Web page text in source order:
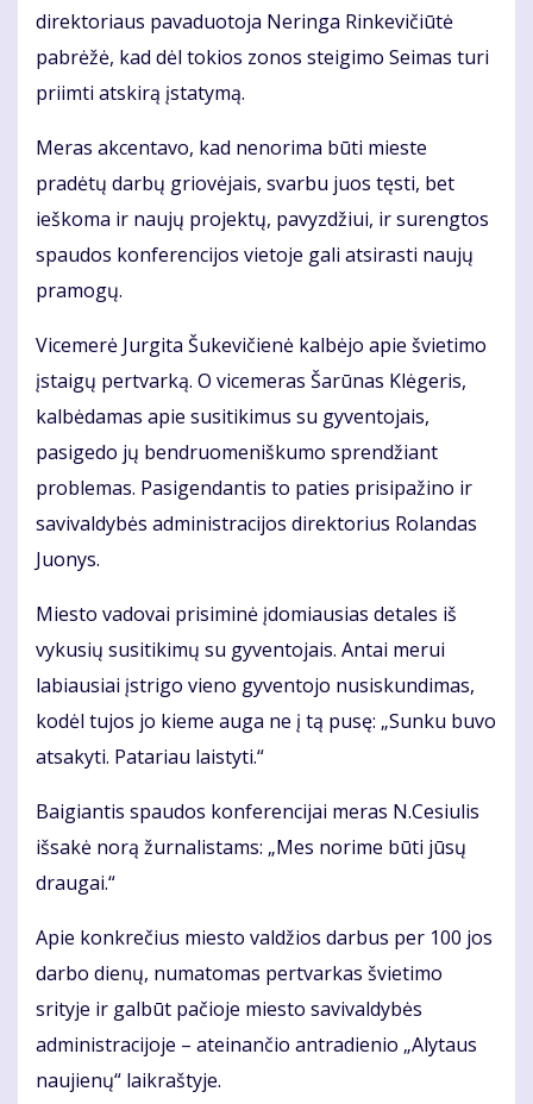
direktoriaus pavaduotoja Neringa Rinkevičiūtė
pabrėžė, kad dėl tokios zonos steigimo Seimas turi
priimti atskirą įstatymą.
Meras akcentavo, kad nenorima būti mieste
pradėtų darbų griovėjais, svarbu juos tęsti, bet
ieškoma ir naujų projektų, pavyzdžiui, ir surengtos
spaudos konferencijos vietoje gali atsirasti naujų
pramogų.
Vicemerė Jurgita Šukevičienė kalbėjo apie švietimo
įstaigų pertvarką. O vicemeras Šarūnas Klėgeris,
kalbėdamas apie susitikimus su gyventojais,
pasigedo jų bendruomeniškumo sprendžiant
problemas. Pasigendantis to paties prisipažino ir
savivaldybės administracijos direktorius Rolandas
Juonys.
Miesto vadovai prisiminė įdomiausias detales iš
vykusių susitikimų su gyventojais. Antai merui
labiausiai įstrigo vieno gyventojo nusiskundimas,
kodėl tujos jo kieme auga ne į tą pusę: „Sunku buvo
atsakyti. Patariau laistyti.“
Baigiantis spaudos konferencijai meras N.Cesiulis
išsakė norą žurnalistams: „Mes norime būti jūsų
draugai.“
Apie konkrečius miesto valdžios darbus per 100 jos
darbo dienų, numatomas pertvarkas švietimo
srityje ir galbūt pačioje miesto savivaldybės
administracijoje – ateinančio antradienio „Alytaus
naujienų“ laikraštyje.